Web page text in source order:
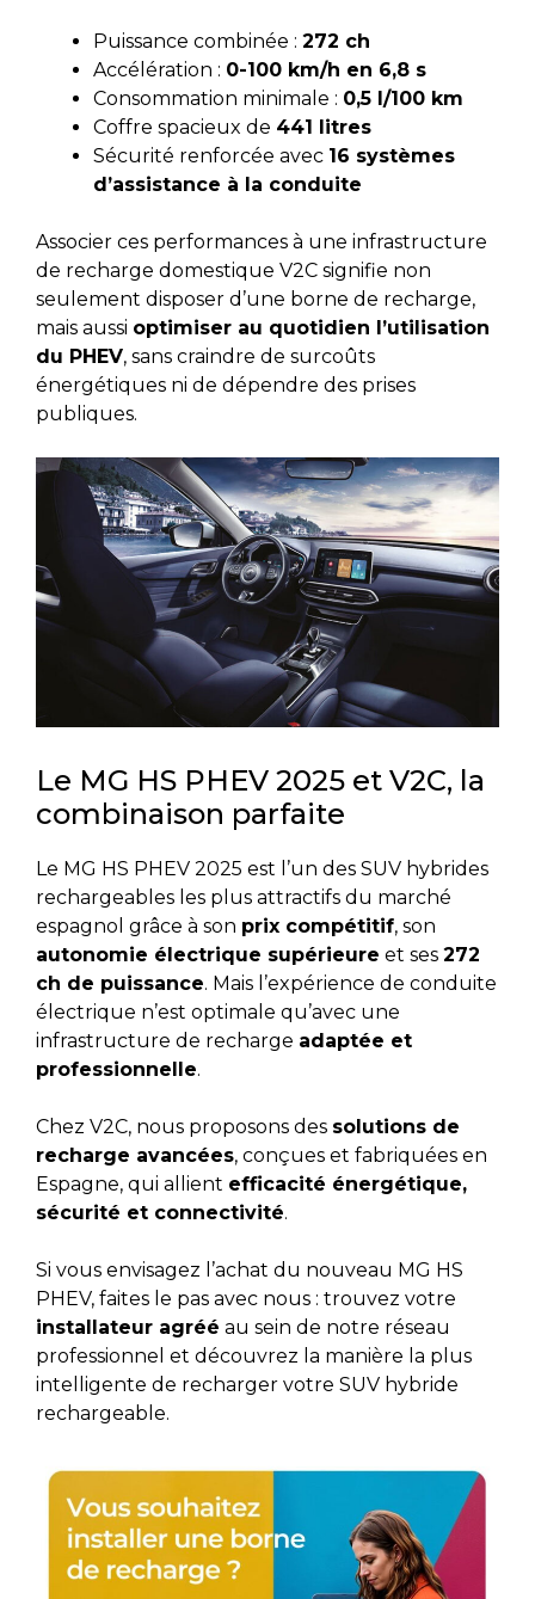
Puissance combinée : 272 ch
Accélération : 0-100 km/h en 6,8 s
Consommation minimale : 0,5 l/100 km
Coffre spacieux de 441 litres
Sécurité renforcée avec 16 systèmes
d’assistance à la conduite
Associer ces performances à une infrastructure
de recharge domestique V2C signifie non
seulement disposer d’une borne de recharge,
mais aussi optimiser au quotidien l’utilisation
du PHEV, sans craindre de surcoûts
énergétiques ni de dépendre des prises
publiques.
Le MG HS PHEV 2025 et V2C, la
combinaison parfaite
Le MG HS PHEV 2025 est l’un des SUV hybrides
rechargeables les plus attractifs du marché
espagnol grâce à son prix compétitif, son
autonomie électrique supérieure et ses 272
ch de puissance. Mais l’expérience de conduite
électrique n’est optimale qu’avec une
infrastructure de recharge adaptée et
professionnelle.
Chez V2C, nous proposons des solutions de
recharge avancées, conçues et fabriquées en
Espagne, qui allient efficacité énergétique,
sécurité et connectivité.
Si vous envisagez l’achat du nouveau MG HS
PHEV, faites le pas avec nous : trouvez votre
installateur agréé au sein de notre réseau
professionnel et découvrez la manière la plus
intelligente de recharger votre SUV hybride
rechargeable.